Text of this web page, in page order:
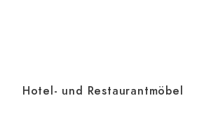
Hotel- und Restaurantmöbel